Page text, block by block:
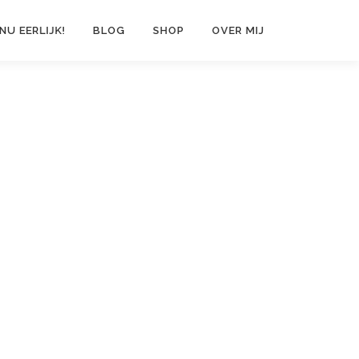
EERLIJK! BLOG SHOP OVER MIJ